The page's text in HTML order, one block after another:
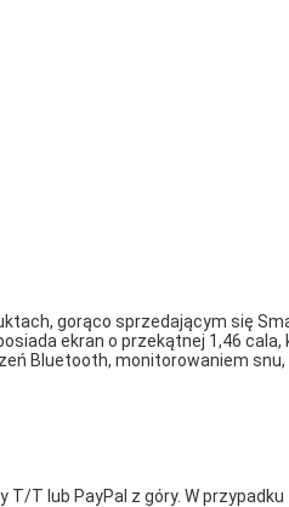
gorąco sprzedającym się
ekran o przekątnej 1,46 cala,
Bluetooth, monitorowaniem
T/T lub PayPal z góry. W